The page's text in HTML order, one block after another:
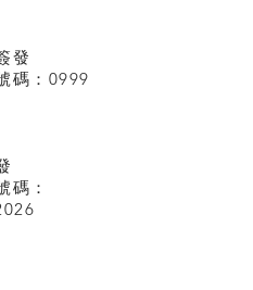
碼：
發
碼：0999